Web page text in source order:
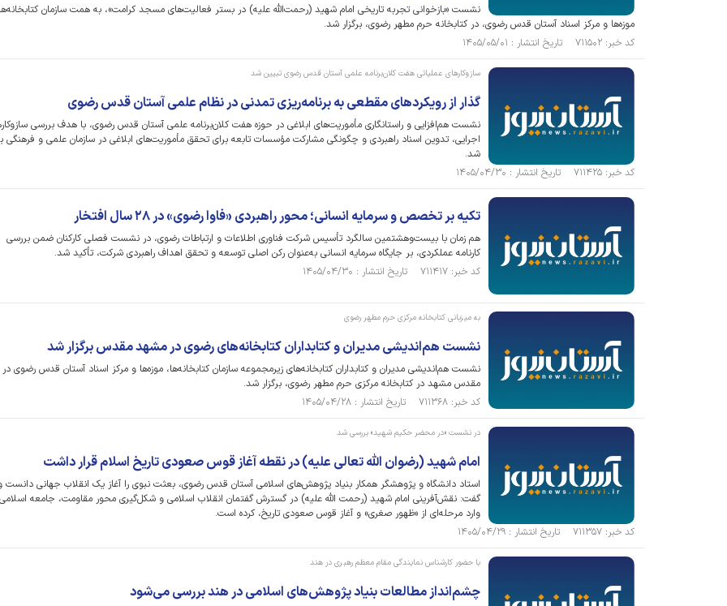
نشست «بازخوانی تجربه تاریخی امام شهید (رحمت‌الله علیه) در بستر فعالیت‌های مسجد کرامت»، به همت سازمان
موزه‌ها و مرکز اسناد آستان قدس رضوی، در کتابخانه حرم مطهر رضوی، برگزار شد.
کد خبر: ۷۱۱۵۰۲ تاریخ انتشار : ۱۴۰۵/۰۵/۰۱
سازوکار‌های عملیاتی هفت کلان‌برنامه علمی آستان قدس رضوی تبیین شد
گذار از رویکرد‌های مقطعی به برنامه‌ریزی تمدنی در نظام علمی آستان قدس رضوی
نشست هم‌افزایی و راستانگاری مأموریت‌های ابلاغی در حوزه هفت کلان‌برنامه علمی آستان قدس رضوی، با هدف بررسی
اجرایی، تدوین اسناد راهبردی و چگونگی مشارکت مؤسسات تابعه برای تحقق مأموریت‌های ابلاغی در سازمان علمی و فرهنگی
شد.
کد خبر: ۷۱۱۴۲۵ تاریخ انتشار : ۱۴۰۵/۰۴/۳۰
تکیه بر تخصص و سرمایه انسانی؛ محور راهبردی «فاوا رضوی» در ۲۸ سال افتخار
هم زمان با بیست‌وهشتمین سالگرد تأسیس شرکت فناوری اطلاعات و ارتباطات رضوی، در نشست فصلی کارکنان ضمن بررسی
کارنامه عملکردی، بر جایگاه سرمایه انسانی به‌عنوان رکن اصلی توسعه و تحقق اهداف راهبردی شرکت، تأکید شد.
کد خبر: ۷۱۱۴۱۷ تاریخ انتشار : ۱۴۰۵/۰۴/۳۰
به میزبانی کتابخانه مرکزی حرم مطهر رضوی
نشست هم‌اندیشی مدیران و کتابداران کتابخانه‌های رضوی در مشهد مقدس برگزار شد
نشست هم‌اندیشی مدیران و کتابداران کتابخانه‌های زیرمجموعه سازمان کتابخانه‌ها، موزه‌ها و مرکز اسناد آستان قدس رضوی
مقدس مشهد در کتابخانه مرکزی حرم مطهر رضوی، برگزار شد.
کد خبر: ۷۱۱۳۶۸ تاریخ انتشار : ۱۴۰۵/۰۴/۲۸
در نشست «در محضر حکیم شهید» بررسی شد
امام شهید (رضوان الله تعالی علیه) در نقطه آغاز قوس صعودی تاریخ اسلام قرار داشت
استاد دانشگاه و پژوهشگر همکار بنیاد پژوهش‌های اسلامی آستان قدس رضوی، بعثت نبوی را آغاز یک انقلاب جهانی دانست
گفت: نقش‌آفرینی امام شهید (رحمت الله علیه) در گسترش گفتمان انقلاب اسلامی و شکل‌گیری محور مقاومت، جامعه اسلامی
وارد مرحله‌ای از «ظهور صغری» و آغاز قوس صعودی تاریخ، کرده است.
کد خبر: ۷۱۱۳۵۷ تاریخ انتشار : ۱۴۰۵/۰۴/۲۹
با حضور کارشناس نمایندگی مقام معظم رهبری در هند
چشم‌انداز مطالعات بنیاد پژوهش‌های اسلامی در هند بررسی می‌شود